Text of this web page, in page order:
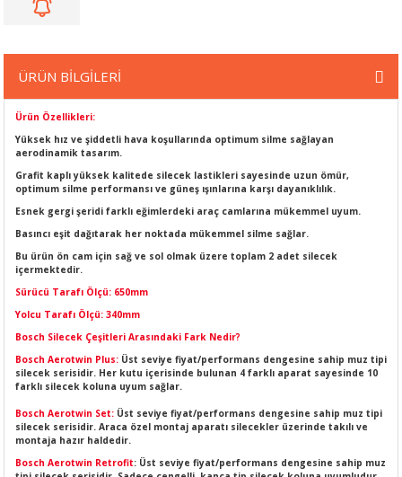
ÜRÜNLERİ
ÜRÜN BİLGİLERİ
Ürün Özellikleri:
Yüksek hız ve şiddetli hava koşullarında optimum silme sağlayan
aerodinamik tasarım.
Grafit kaplı yüksek kalitede silecek lastikleri sayesinde uzun ömür,
optimum silme performansı ve güneş ışınlarına karşı dayanıklılık.
Esnek gergi şeridi farklı eğimlerdeki araç camlarına mükemmel uyum.
Basıncı eşit dağıtarak her noktada mükemmel silme sağlar.
Bu ürün ön cam için sağ ve sol olmak üzere toplam 2 adet silecek
içermektedir.
Sürücü Tarafı Ölçü: 650mm
Yolcu Tarafı Ölçü: 340mm
Bosch Silecek Çeşitleri Arasındaki Fark Nedir?
Bosch Aerotwin Plus: Üst seviye fiyat/performans dengesine sahip muz tipi
silecek serisidir. Her kutu içerisinde bulunan 4 farklı aparat sayesinde 10
farklı silecek koluna uyum sağlar.
Bosch Aerotwin Set: Üst seviye fiyat/performans dengesine sahip muz tipi
silecek serisidir. Araca özel montaj aparatı silecekler üzerinde takılı ve
montaja hazır haldedir.
Bosch Aerotwin Retrofit: Üst seviye fiyat/performans dengesine sahip muz